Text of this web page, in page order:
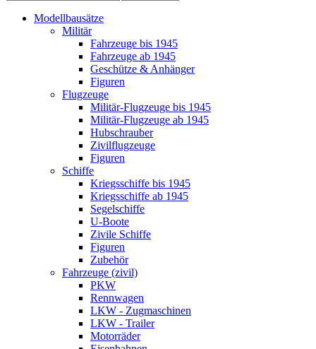
Modellbausätze
Militär
Fahrzeuge bis 1945
Fahrzeuge ab 1945
Geschütze & Anhänger
Figuren
Flugzeuge
Militär-Flugzeuge bis 1945
Militär-Flugzeuge ab 1945
Hubschrauber
Zivilflugzeuge
Figuren
Schiffe
Kriegsschiffe bis 1945
Kriegsschiffe ab 1945
Segelschiffe
U-Boote
Zivile Schiffe
Figuren
Zubehör
Fahrzeuge (zivil)
PKW
Rennwagen
LKW - Zugmaschinen
LKW - Trailer
Motorräder